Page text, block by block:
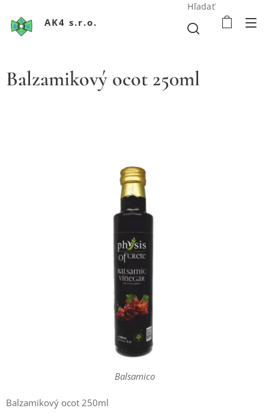
AK4 s.r.o.
Hľadať
Balzamikový ocot 250ml
Balsamico
Balzamikový ocot 250ml